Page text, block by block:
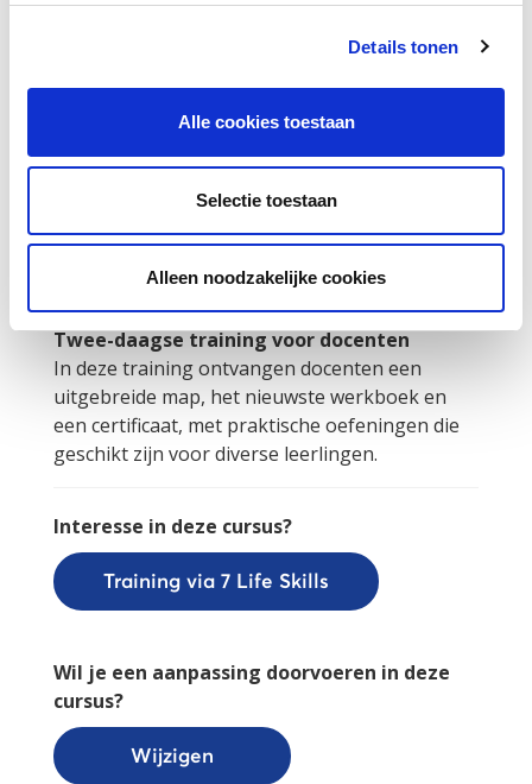
Details tonen
Alle cookies toestaan
Selectie toestaan
Alleen noodzakelijke cookies
Het versterken van het pedagogisch
leerlingen met gedragsproblemen.
Een stoer vormgegeven werk- en bewaarboek
vol oefeningen, testjes en praktische tips
waarmee jongeren hun “persoonlijke
handleiding” kunnen samen stellen.
Twee-daagse training voor docenten
In deze training ontvangen docenten een
uitgebreide map, het nieuwste werkboek en
een certificaat, met praktische oefeningen die
geschikt zijn voor diverse leerlingen.
Interesse in deze cursus?
Training via 7 Life Skills
Wil je een aanpassing doorvoeren in deze
cursus?
Wijzigen